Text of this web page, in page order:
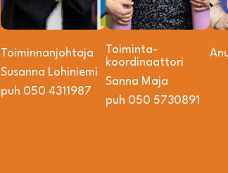
Toiminnanjohtaja
Susanna Lohiniemi
puh 050 4311987
Toiminta­­
koordinaattori
Sanna Maja
puh 050 5730891